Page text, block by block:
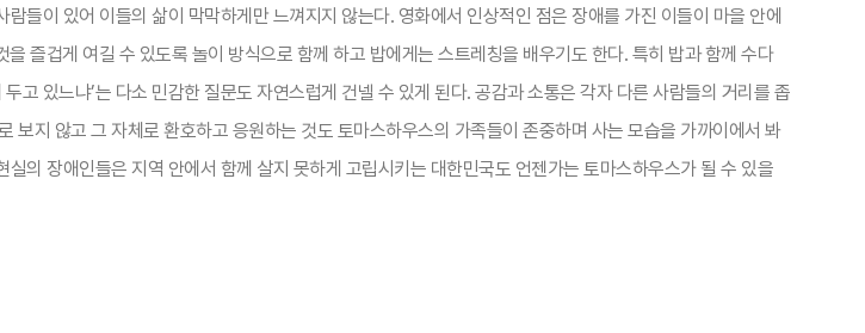
들이 있어 이들의 삶이 막막하게만 느껴지지 않는다. 영화에서 인상적인 점은 장애를 가진 이들이 마을 안에
즐겁게 여길 수 있도록 놀이 방식으로 함께 하고 밥에게는 스트레칭을 배우기도 한다. 특히 밥과 함께 수다
고 있느냐’는 다소 민감한 질문도 자연스럽게 건넬 수 있게 된다. 공감과 소통은 각자 다른 사람들의 거리를 좁
지 않고 그 자체로 환호하고 응원하는 것도 토마스하우스의 가족들이 존중하며 사는 모습을 가까이에서 봐
의 장애인들은 지역 안에서 함께 살지 못하게 고립시키는 대한민국도 언젠가는 토마스하우스가 될 수 있을